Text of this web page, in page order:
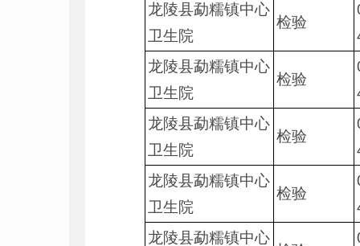
龙陵县勐糯镇中心
卫生院
检验
龙陵县勐糯镇中心
卫生院
检验
龙陵县勐糯镇中心
卫生院
检验
龙陵县勐糯镇中心
卫生院
检验
龙陵县勐糯镇中心